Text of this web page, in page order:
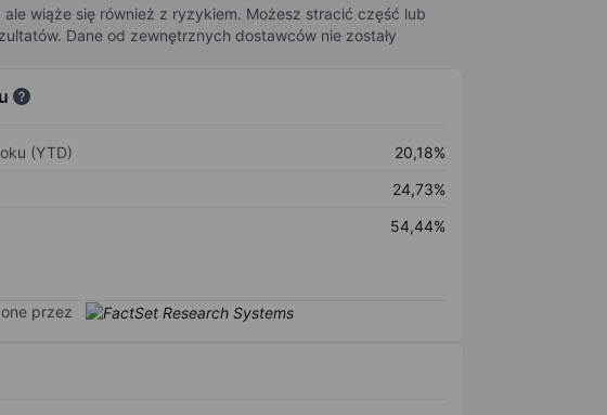
wiąże się również z ryzykiem. Możesz stracić część lub
Dane od zewnętrznych dostawców nie zostały
(YTD)
20,18%
24,73%
54,44%
przez